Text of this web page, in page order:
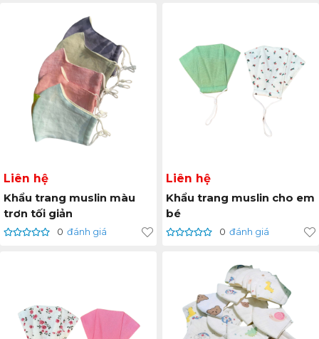
Liên hệ
Khẩu trang muslin màu
trơn tối giản
0 đánh giá
Liên hệ
Khẩu trang muslin cho em
bé
0 đánh giá